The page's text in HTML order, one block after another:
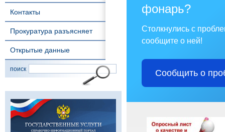
Контакты
Прокуратура разъясняет
Открытые данные
поиск
фонарь?
Столкнулись с
сообщите о ней!
Сообщить о